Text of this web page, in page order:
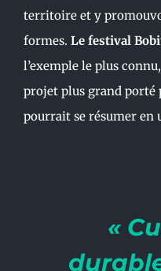
territoire et y
formes. Le festival
l’exemple le plus
projet plus grand porté
pourrait se résumer en
«